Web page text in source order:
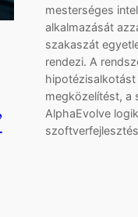
mesterséges
alkalmazását
szakaszát
rendezi. A
megközelítést, a
AlphaEvolve